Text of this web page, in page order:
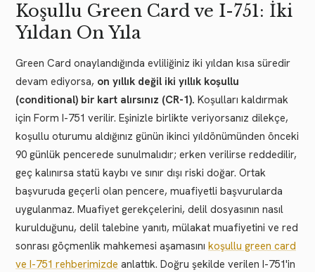
Koşullu Green Card ve I-751: İki
Yıldan On Yıla
Green Card onaylandığında evliliğiniz iki yıldan kısa süredir
devam ediyorsa, on yıllık değil iki yıllık koşullu
(conditional) bir kart alırsınız (CR-1). Koşulları kaldırmak
için Form I-751 verilir. Eşinizle birlikte veriyorsanız dilekçe,
koşullu oturumu aldığınız günün ikinci yıldönümünden önceki
90 günlük pencerede sunulmalıdır; erken verilirse reddedilir,
geç kalınırsa statü kaybı ve sınır dışı riski doğar. Ortak
başvuruda geçerli olan pencere, muafiyetli başvurularda
uygulanmaz. Muafiyet gerekçelerini, delil dosyasının nasıl
kurulduğunu, delil talebine yanıtı, mülakat muafiyetini ve red
sonrası göçmenlik mahkemesi aşamasını koşullu green card
ve I-751 rehberimizde anlattık. Doğru şekilde verilen I-751'in